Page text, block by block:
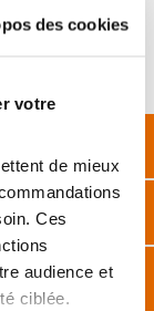
des cookies
votre
de mieux
Ces
audience et
ciblée.
sans délai